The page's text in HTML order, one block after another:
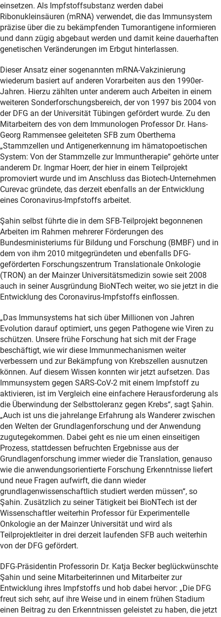
einsetzen. Als Impfstoffsubstanz werden dabei
Ribonukleinsäuren (mRNA) verwendet, die das Immunsystem
präzise über die zu bekämpfenden Tumorantigene informieren
und dann zügig abgebaut werden und damit keine dauerhaften
genetischen Veränderungen im Erbgut hinterlassen.
Dieser Ansatz einer sogenannten mRNA-Vakzinierung
wiederum basiert auf anderen Vorarbeiten aus den 1990er-
Jahren. Hierzu zählten unter anderem auch Arbeiten in einem
weiteren Sonderforschungsbereich, der von 1997 bis 2004 von
der DFG an der Universität Tübingen gefördert wurde. Zu den
Mitarbeitern des von dem Immunologen Professor Dr. Hans-
Georg Rammensee geleiteten SFB zum Oberthema
„Stammzellen und Antigenerkennung im hämatopoetischen
System: Von der Stammzelle zur Immuntherapie“ gehörte unter
anderem Dr. Ingmar Hoerr, der hier in einem Teilprojekt
promoviert wurde und im Anschluss das Biotech-Unternehmen
Curevac gründete, das derzeit ebenfalls an der Entwicklung
eines Coronavirus-Impfstoffs arbeitet.
Şahin selbst führte die in dem SFB-Teilprojekt begonnenen
Arbeiten im Rahmen mehrerer Förderungen des
Bundesministeriums für Bildung und Forschung (BMBF) und in
dem von ihm 2010 mitgegründeten und ebenfalls DFG-
geförderten Forschungszentrum Translationale Onkologie
(TRON) an der Mainzer Universitätsmedizin sowie seit 2008
auch in seiner Ausgründung BioNTech weiter, wo sie jetzt in die
Entwicklung des Coronavirus-Impfstoffs einflossen.
„Das Immunsystems hat sich über Millionen von Jahren
Evolution darauf optimiert, uns gegen Pathogene wie Viren zu
schützen. Unsere frühe Forschung hat sich mit der Frage
beschäftigt, wie wir diese Immunmechanismen weiter
verbessern und zur Bekämpfung von Krebszellen ausnutzen
können. Auf diesem Wissen konnten wir jetzt aufsetzen. Das
Immunsystem gegen SARS-CoV-2 mit einem Impfstoff zu
aktivieren, ist im Vergleich eine einfachere Herausforderung als
die Überwindung der Selbsttoleranz gegen Krebs“, sagt Şahin.
„Auch ist uns die jahrelange Erfahrung als Wanderer zwischen
den Welten der Grundlagenforschung und der Anwendung
zugutegekommen. Dabei geht es nie um einen einseitigen
Prozess, stattdessen befruchten Ergebnisse aus der
Grundlagenforschung immer wieder die Translation, genauso
wie die anwendungsorientierte Forschung Erkenntnisse liefert
und neue Fragen aufwirft, die dann wieder
grundlagenwissenschaftlich studiert werden müssen“, so
Şahin. Zusätzlich zu seiner Tätigkeit bei BioNTech ist der
Wissenschaftler weiterhin Professor für Experimentelle
Onkologie an der Mainzer Universität und wird als
Teilprojektleiter in drei derzeit laufenden SFB auch weiterhin
von der DFG gefördert.
DFG-Präsidentin Professorin Dr. Katja Becker beglückwünschte
Şahin und seine Mitarbeiterinnen und Mitarbeiter zur
Entwicklung ihres Impfstoffs und hob dabei hervor: „Die DFG
freut sich sehr, auf ihre Weise und in einem frühen Stadium
einen Beitrag zu den Erkenntnissen geleistet zu haben, die jetzt